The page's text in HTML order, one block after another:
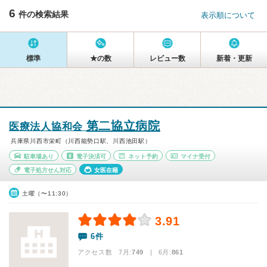
6 件の検索結果 表示順について
標準 ★の数 レビュー数 新着・更新
医療法人協和会 第二協立病院
兵庫県川西市栄町（川西能勢口駅、川西池田駅）
駐車場あり 電子決済可 ネット予約 マイナ受付
電子処方せん対応 女医在籍
土曜（〜11:30）
3.91
6件
アクセス数 7月:749 | 6月:861